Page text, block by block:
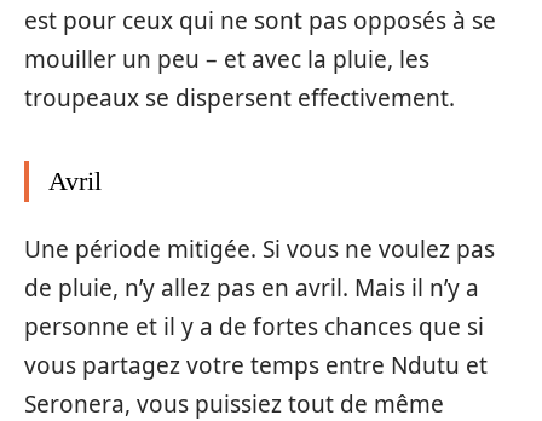
est pour ceux qui ne sont pas opposés à se
mouiller un peu – et avec la pluie, les
troupeaux se dispersent effectivement.
Avril
Une période mitigée. Si vous ne voulez pas
de pluie, n’y allez pas en avril. Mais il n’y a
personne et il y a de fortes chances que si
vous partagez votre temps entre Ndutu et
Seronera, vous puissiez tout de même